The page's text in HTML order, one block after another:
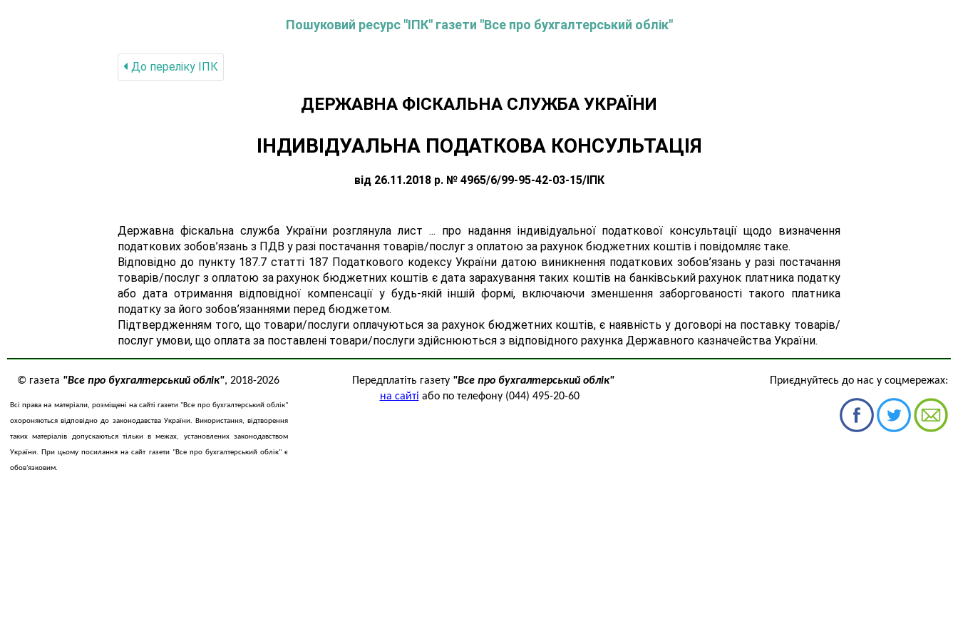
Пошуковий ресурс "ІПК" газети "Все про бухгалтерський облік"
До переліку IПК
ДЕРЖАВНА ФІСКАЛЬНА СЛУЖБА УКРАЇНИ
ІНДИВІДУАЛЬНА ПОДАТКОВА КОНСУЛЬТАЦІЯ
від 26.11.2018 р. № 4965/6/99-95-42-03-15/ІПК
Державна фіскальна служба України розглянула лист ... про надання індивідуальної податкової консультації щодо визначення
податкових зобов’язань з ПДВ у разі постачання товарів/послуг з оплатою за рахунок бюджетних коштів і повідомляє таке.
Відповідно до пункту 187.7 статті 187 Податкового кодексу України датою виникнення податкових зобов’язань у разі постачання
товарів/послуг з оплатою за рахунок бюджетних коштів є дата зарахування таких коштів на банківський рахунок платника податку
або дата отримання відповідної компенсації у будь-якій іншій формі, включаючи зменшення заборгованості такого платника
податку за його зобов’язаннями перед бюджетом.
Підтвердженням того, що товари/послуги оплачуються за рахунок бюджетних коштів, є наявність у договорі на поставку товарів/
послуг умови, що оплата за поставлені товари/послуги здійснюються з відповідного рахунка Державного казначейства України.
© газета "Все про бухгалтерський облік", 2018-2026
Всі права на матеріали, розміщені на сайті газети "Все про бухгалтерський облік"
охороняються відповідно до законодавства України. Використання, відтворення
таких матеріалів допускаються тільки в межах, установлених законодавством
України. При цьому посилання на сайт газети "Все про бухгалтерський облік" є
обов'язковим.
Передплатіть газету "Все про бухгалтерський облік"
на сайті або по телефону (044) 495-20-60
Приєднуйтесь до нас у соцмережах: